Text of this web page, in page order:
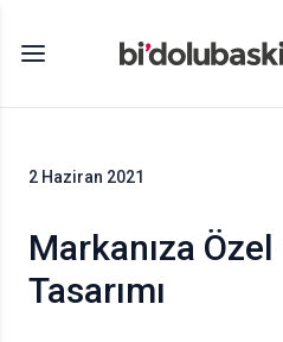
2 Haziran 2021
Markanıza
Tasarımı